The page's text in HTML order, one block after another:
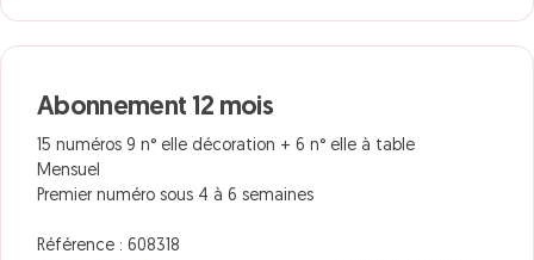
Abonnement 12 mois
15 numéros 9 n° elle décoration + 6 n° elle à table
Mensuel
Premier numéro sous 4 à 6 semaines
Référence : 608318